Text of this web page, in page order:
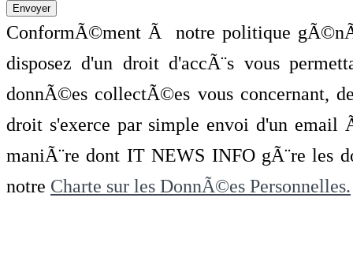
ConformÃ©ment Ã notre politique
disposez d'un droit d'accÃ¨s vous
donnÃ©es collectÃ©es vous concernant,
droit s'exerce par simple envoi d'un
maniÃ¨re dont IT NEWS INFO gÃ¨re les
notre Charte sur les DonnÃ©es Personnelles.